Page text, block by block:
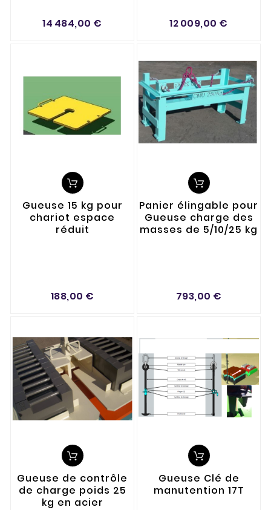
14 484,00 € 12 009,00 €
Gueuse 15 kg pour
chariot espace
réduit
188,00 €
Panier élingable pour
Gueuse charge des
masses de 5/10/25 kg
793,00 €
Gueuse de contrôle
de charge poids 25
kg en acier
Gueuse Clé de
manutention 17T